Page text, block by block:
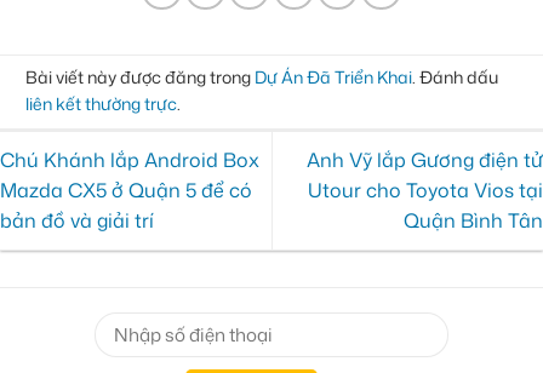
Bài viết này được đăng trong Dự Án Đã Triển Khai. Đánh dấu
liên kết thường trực.
Chú Khánh lắp Android Box
Mazda CX5 ở Quận 5 để có
bản đồ và giải trí
Anh Vỹ lắp Gương điện tử
Utour cho Toyota Vios tại
Quận Bình Tân